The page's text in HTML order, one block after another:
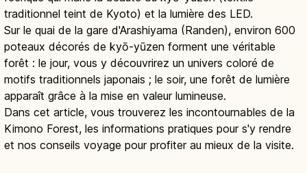
traditionnel teint de Kyoto) et la lumière des LED.
Sur le quai de la gare d'Arashiyama (Randen), environ 600
poteaux décorés de kyō-yūzen forment une véritable
forêt : le jour, vous y découvrirez un univers coloré de
motifs traditionnels japonais ; le soir, une forêt de lumière
apparaît grâce à la mise en valeur lumineuse.
Dans cet article, vous trouverez les incontournables de la
Kimono Forest, les informations pratiques pour s'y rendre
et nos conseils voyage pour profiter au mieux de la visite.